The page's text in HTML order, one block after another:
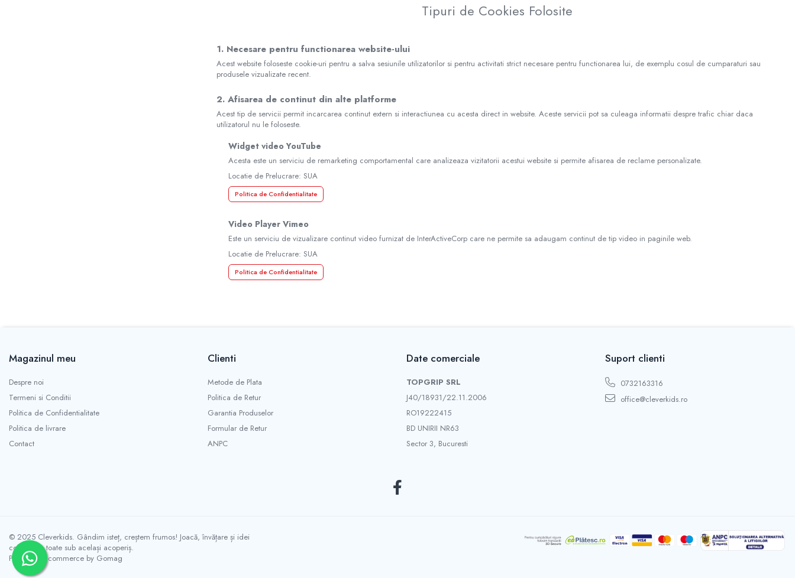
Tipuri de Cookies Folosite
1. Necesare pentru functionarea website-ului
Acest website foloseste cookie-uri pentru a salva sesiunile utilizatorilor si pentru activitati strict necesare pentru functionarea lui, de exemplu cosul de cumparaturi sau
produsele vizualizate recent.
2. Afisarea de continut din alte platforme
Acest tip de servicii permit incarcarea continut extern si interactiunea cu acesta direct in website. Aceste servicii pot sa culeaga informatii despre trafic chiar daca
utilizatorul nu le foloseste.
Widget video YouTube
Acesta este un serviciu de remarketing comportamental care analizeaza vizitatorii acestui website si permite afisarea de reclame personalizate.
Locatie de Prelucrare: SUA
Politica de Confidentialitate
Video Player Vimeo
Este un serviciu de vizualizare continut video furnizat de InterActiveCorp care ne permite sa adaugam continut de tip video in paginile web.
Locatie de Prelucrare: SUA
Politica de Confidentialitate
Magazinul meu
Despre noi
Termeni si Conditii
Politica de Confidentialitate
Politica de livrare
Contact
Clienti
Metode de Plata
Politica de Retur
Garantia Produselor
Formular de Retur
ANPC
Date comerciale
TOPGRIP SRL
J40/18931/22.11.2006
RO19222415
BD UNIRII NR63
Sector 3, Bucuresti
Suport clienti
0732163316
office@cleverkids.ro
© 2025 Cleverkids. Gândim isteț, creștem frumos! Joacă, învățare și idei
colorate – toate sub același acoperiș.
Platforma E-commerce by Gomag